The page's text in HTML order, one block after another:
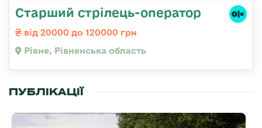
Старший стрілець-оператор
від 20000 до 120000 грн
Рівне, Рівненська область
ПУБЛІКАЦІЇ